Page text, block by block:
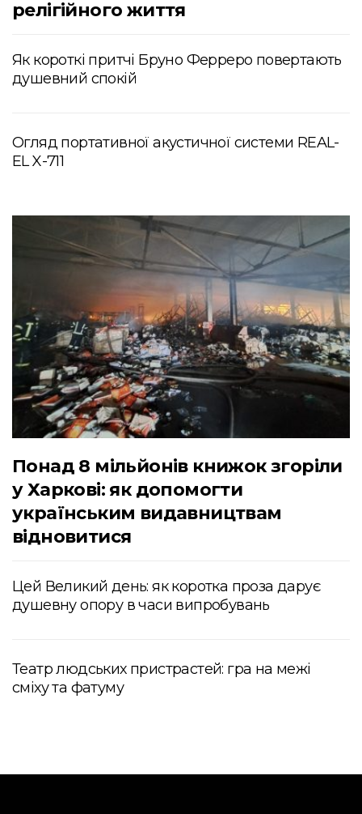
релігійного життя
Як короткі притчі Бруно Ферреро повертають
душевний спокій
Огляд портативної акустичної системи REAL-
EL X-711
Понад 8 мільйонів книжок згоріли
у Харкові: як допомогти
українським видавництвам
відновитися
Цей Великий день: як коротка проза дарує
душевну опору в часи випробувань
Театр людських пристрастей: гра на межі
сміху та фатуму